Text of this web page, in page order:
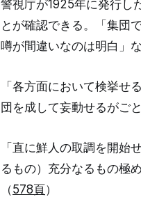
警視庁が1925年に発行し
とが確認できる。「集団
噂が間違いなのは明白」
「各方面において検挙せ
団を成して妄動せるがご
「直に鮮人の取調を開始
るもの）充分なるもの極
（578頁）